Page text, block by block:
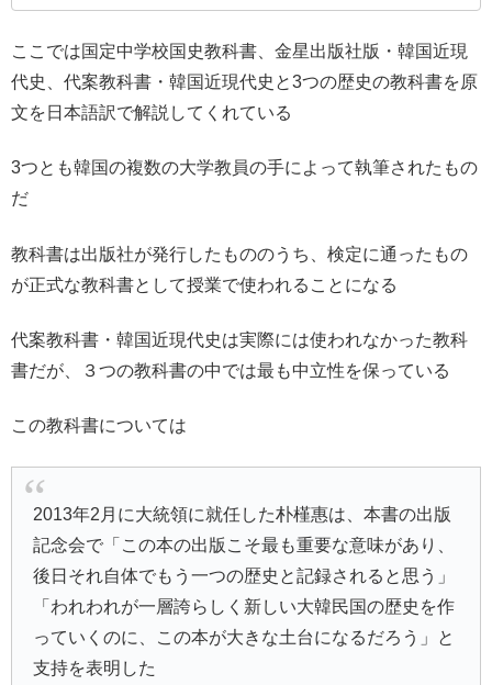
ここでは国定中学校国史教科書、金星出版社版・韓国近現
代史、代案教科書・韓国近現代史と3つの歴史の教科書を原
文を日本語訳で解説してくれている
3つとも韓国の複数の大学教員の手によって執筆されたもの
だ
教科書は出版社が発行したもののうち、検定に通ったもの
が正式な教科書として授業で使われることになる
代案教科書・韓国近現代史は実際には使われなかった教科
書だが、３つの教科書の中では最も中立性を保っている
この教科書については
2013年2月に大統領に就任した朴槿惠は、本書の出版
記念会で「この本の出版こそ最も重要な意味があり、
後日それ自体でもう一つの歴史と記録されると思う」
「われわれが一層誇らしく新しい大韓民国の歴史を作
っていくのに、この本が大きな土台になるだろう」と
支持を表明した